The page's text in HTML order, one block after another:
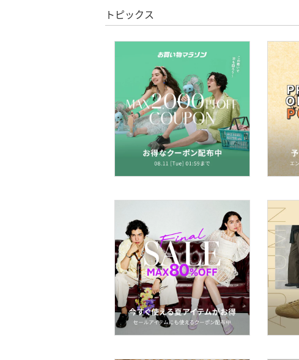
ヘアアクセサリー
マタニティウェア・ベビ
スーツ・フォーマル
水着・スイムグッズ
着物・浴衣・和装小物
ベースメイク
メイクアップ
ネイル
ボディケア・オーラルケ
ア
ヘアケア
トピックス